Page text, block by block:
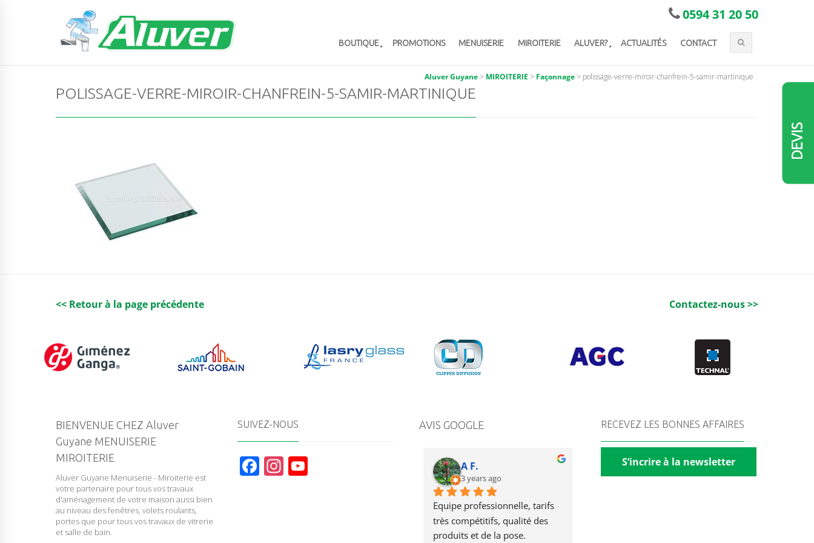
0594 31 20 50
BOUTIQUE PROMOTIONS MENUISERIE MIROITERIE ALUVER? ACTUALITÉS CONTACT
DEVIS
Aluver Guyane > MIROITERIE > Façonnage > polissage-verre-miroir-chanfrein-5-samir-martinique
POLISSAGE-VERRE-MIROIR-CHANFREIN-5-SAMIR-MARTINIQUE
<< Retour à la page précédente Contactez-nous >>
BIENVENUE CHEZ Aluver
Guyane MENUISERIE
MIROITERIE
Aluver Guyane Menuiserie - Miroiterie est
votre partenaire pour tous vos travaux
d'aménagement de votre maison aussi bien
au niveau des fenêtres, volets roulants,
portes que pour tous vos travaux de vitrerie
et salle de bain.
SUIVEZ-NOUS
F In
AVIS GOOGLE
A F.
3 years ago
Equipe professionnelle, tarifs
très compétitifs, qualité des
produits et de la pose.
RECEVEZ LES BONNES AFFAIRES
S’incrire à la newsletter